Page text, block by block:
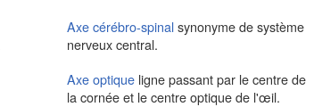
Axe cérébro-spinal synonyme de système
nerveux central.
Axe optique ligne passant par le centre de
la cornée et le centre optique de l'œil.